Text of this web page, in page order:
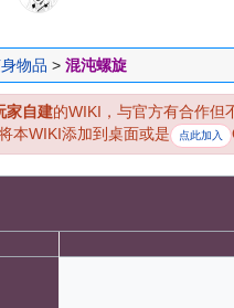
物品 > 混沌螺旋
家自建的WIKI，与官方有合作但
本WIKI添加到桌面或是 点此加入